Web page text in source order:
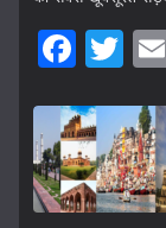
F
c
e
b
T
itt
er